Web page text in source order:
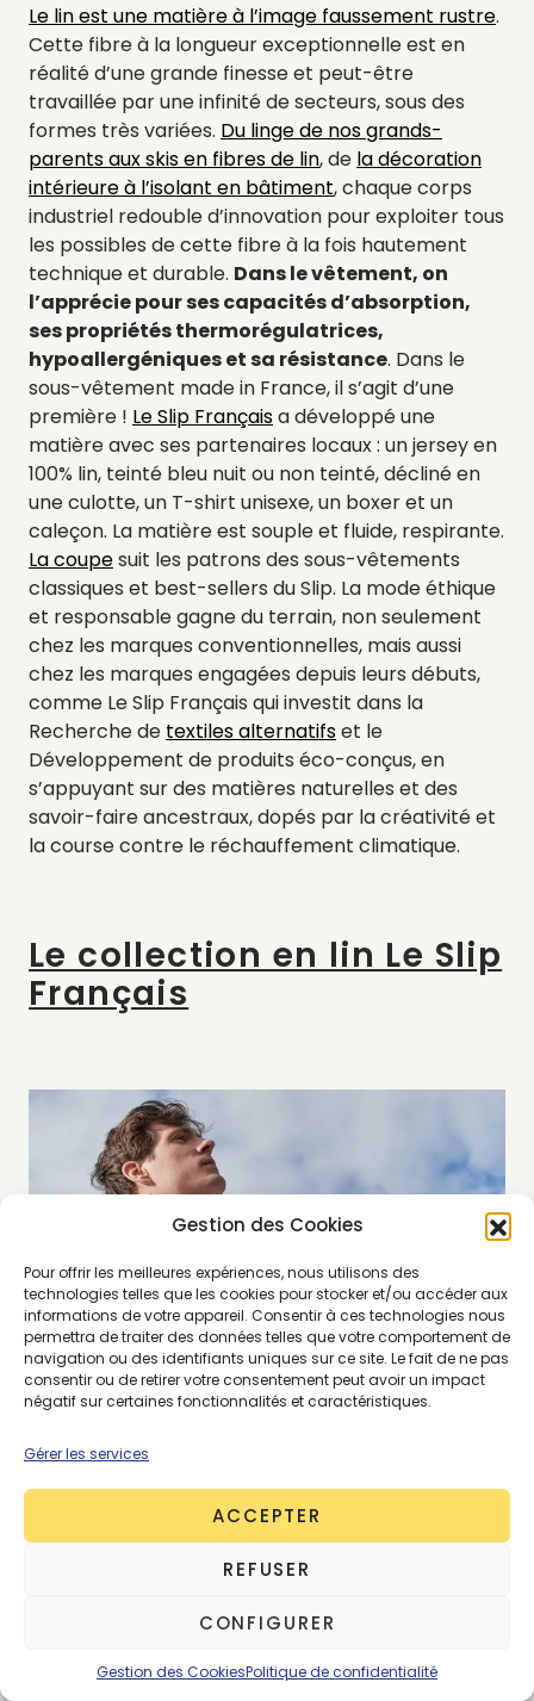
Gestion des Cookies
Pour offrir les meilleures expériences, nous utilisons des
technologies telles que les cookies pour stocker et/ou accéder aux
informations de votre appareil. Consentir à ces technologies nous
permettra de traiter des données telles que votre comportement de
navigation ou des identifiants uniques sur ce site. Le fait de ne pas
consentir ou de retirer votre consentement peut avoir un impact
négatif sur certaines fonctionnalités et caractéristiques.
Gérer les services
ACCEPTER
REFUSER
CONFIGURER
Gestion des CookiesPolitique de confidentialité
Le lin est une matière à l’image faussement rustre.
Cette fibre à la longueur exceptionnelle est en
réalité d’une grande finesse et peut-être
travaillée par une infinité de secteurs, sous des
formes très variées. Du linge de nos grands-
parents aux skis en fibres de lin, de la décoration
intérieure à l’isolant en bâtiment, chaque corps
industriel redouble d’innovation pour exploiter tous
les possibles de cette fibre à la fois hautement
technique et durable. Dans le vêtement, on
l’apprécie pour ses capacités d’absorption,
ses propriétés thermorégulatrices,
hypoallergéniques et sa résistance. Dans le
sous-vêtement made in France, il s’agit d’une
première ! Le Slip Françaisa développé une
matière avec ses partenaires locaux : un jersey en
100% lin, teinté bleu nuit ou non teinté, décliné en
une culotte, un T-shirt unisexe, un boxer et un
caleçon. La matière est souple et fluide, respirante.
La coupesuit les patrons des sous-vêtements
classiques et best-sellers du Slip. La mode éthique
et responsable gagne du terrain, non seulement
chez les marques conventionnelles, mais aussi
chez les marques engagées depuis leurs débuts,
comme Le Slip Français qui investit dans la
Recherche de textiles alternatifset le
Développement de produits éco-conçus, en
s’appuyant sur des matières naturelles et des
savoir-faire ancestraux, dopés par la créativité et
la course contre le réchauffement climatique.
Le collection en lin Le Slip
Français